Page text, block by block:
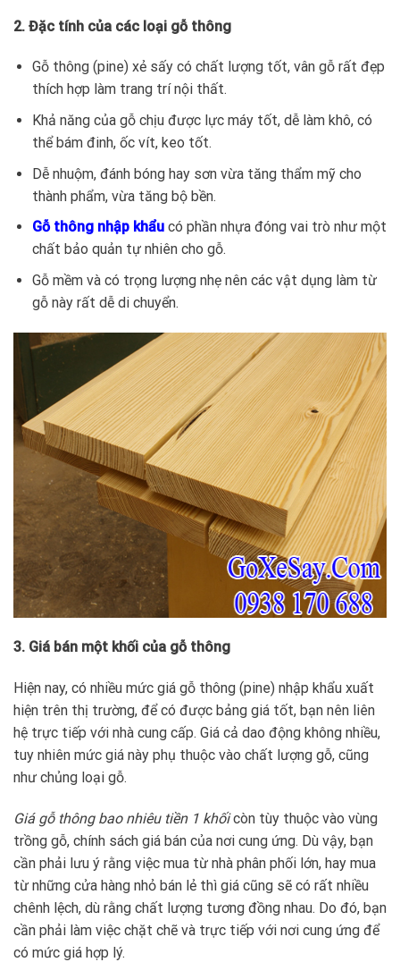
2. Đặc tính của các loại gỗ thông
Gỗ thông (pine) xẻ sấy có chất lượng tốt, vân gỗ rất đẹp
thích hợp làm trang trí nội thất.
Khả năng của gỗ chịu được lực máy tốt, dễ làm khô, có
thể bám đinh, ốc vít, keo tốt.
Dễ nhuộm, đánh bóng hay sơn vừa tăng thẩm mỹ cho
thành phẩm, vừa tăng bộ bền.
Gỗ thông nhập khẩucó phần nhựa đóng vai trò như một
chất bảo quản tự nhiên cho gỗ.
Gỗ mềm và có trọng lượng nhẹ nên các vật dụng làm từ
gỗ này rất dễ di chuyển.
3. Giá bán một khối của gỗ thông
Hiện nay, có nhiều mức giá gỗ thông (pine) nhập khẩu xuất
hiện trên thị trường, để có được bảng giá tốt, bạn nên liên
hệ trực tiếp với nhà cung cấp. Giá cả dao động không nhiều,
tuy nhiên mức giá này phụ thuộc vào chất lượng gỗ, cũng
như chủng loại gỗ.
Giá gỗ thông bao nhiêu tiền 1 khốicòn tùy thuộc vào vùng
trồng gỗ, chính sách giá bán của nơi cung ứng. Dù vậy, bạn
cần phải lưu ý rằng việc mua từ nhà phân phối lớn, hay mua
từ những cửa hàng nhỏ bán lẻ thì giá cũng sẽ có rất nhiều
chênh lệch, dù rằng chất lượng tương đồng nhau. Do đó, bạn
cần phải làm việc chặt chẽ và trực tiếp với nơi cung ứng để
có mức giá hợp lý.